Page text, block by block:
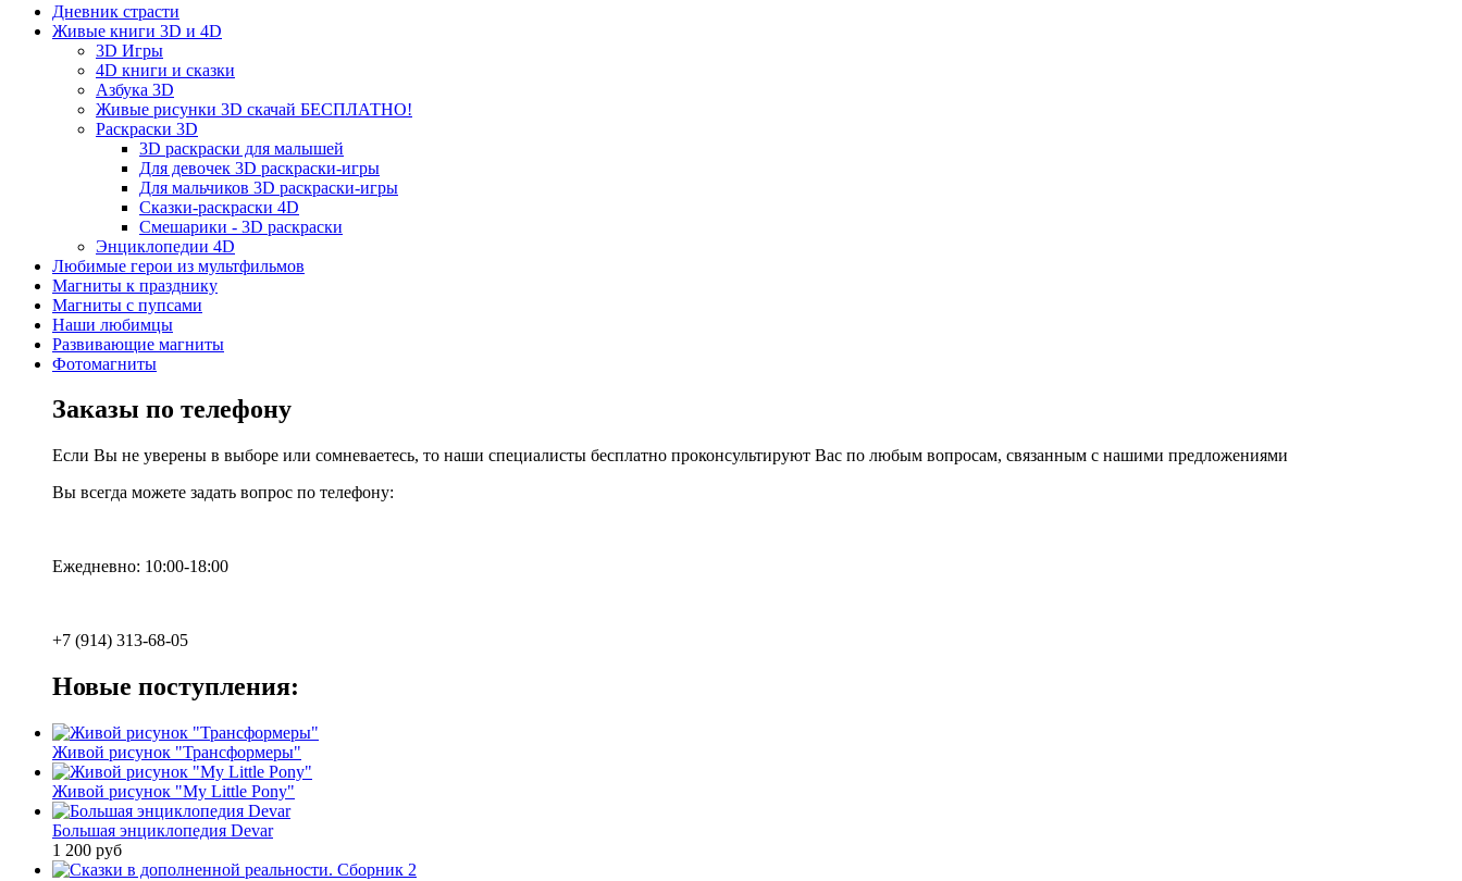
Дневник страсти
Живые книги 3D и 4D
3D Игры
4D книги и сказки
Азбука 3D
Живые рисунки 3D скачай БЕСПЛАТНО!
Раскраски 3D
3D раскраски для малышей
Для девочек 3D раскраски-игры
Для мальчиков 3D раскраски-игры
Сказки-раскраски 4D
Смешарики - 3D раскраски
Энциклопедии 4D
Любимые герои из мультфильмов
Магниты к празднику
Магниты с пупсами
Наши любимцы
Развивающие магниты
Фотомагниты
Заказы по телефону
Если Вы не уверены в выборе или сомневаетесь, то наши специалисты бесплатно проконсультируют Вас по любым вопросам, связанным с нашими предложениями
Вы всегда можете задать вопрос по телефону:
Ежедневно: 10:00-18:00
+7 (914) 313-68-05
Новые поступления:
Живой рисунок "Трансформеры"
Живой рисунок "My Little Pony"
Большая энциклопедия Devar
1 200 руб